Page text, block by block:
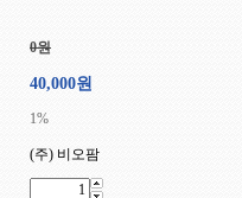
0원
40,000원
1%
(주) 비오팜